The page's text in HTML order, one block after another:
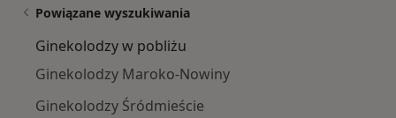
Powiązane wyszukiwania
Ginekolodzy w pobliżu
Ginekolodzy Maroko-Nowiny
Ginekolodzy Śródmieście